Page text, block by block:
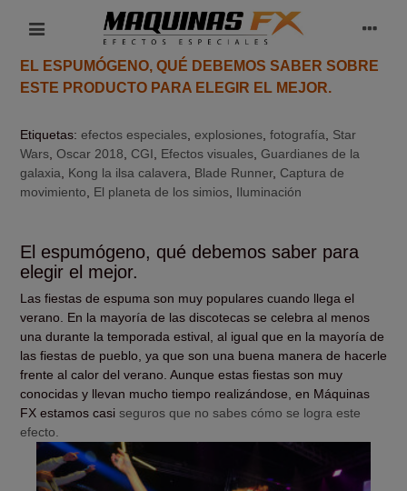
EL ESPUMÓGENO, QUÉ DEBEMOS SABER SOBRE
ESTE PRODUCTO PARA ELEGIR EL MEJOR.
Etiquetas: efectos especiales, explosiones, fotografía
Star
Wars, Oscar 2018 CGI Efectos visuales, Guardianes de la
galaxia
Kong la ilsa calavera Blade Runner, Captura de
movimiento
El planeta de los simios, Iluminación
El espumógeno, qué debemos saber para
elegir el mejor.
Las fiestas de espuma son muy populares cuando llega el
verano. En la mayoría de las discotecas se celebra al menos
una durante la temporada estival, al igual que en la mayoría de
las fiestas de pueblo, ya que son una buena manera de hacerle
frente al calor del verano. Aunque estas fiestas son muy
conocidas y llevan mucho tiempo realizándose, en Máquinas
FX estamos casi seguros que no sabes cómo se logra este
efecto.